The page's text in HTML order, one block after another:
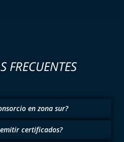
FRECUENTES
en zona sur?
certificados?